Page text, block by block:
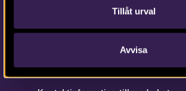
Tillåt urval
Avvisa
Kontakta Arkeologerna
Tfn vx: 010-480 80 00